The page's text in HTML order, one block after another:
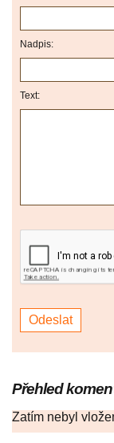
Nadpis:
Text:
Přehled
Zatím nebyl